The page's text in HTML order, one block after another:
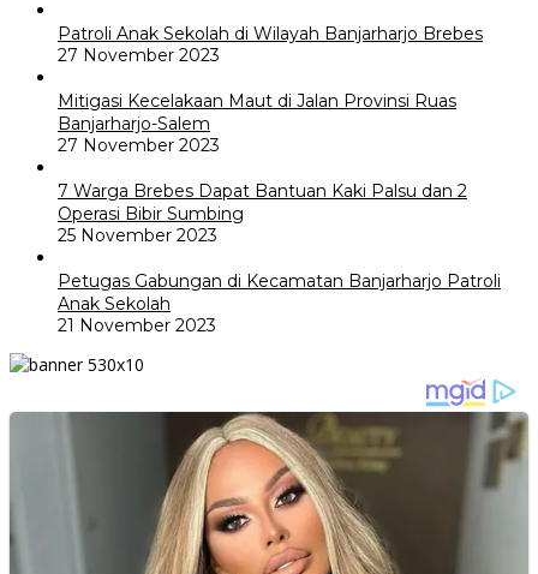
Patroli Anak Sekolah di Wilayah Banjarharjo Brebes
27 November 2023
Mitigasi Kecelakaan Maut di Jalan Provinsi Ruas
Banjarharjo-Salem
27 November 2023
7 Warga Brebes Dapat Bantuan Kaki Palsu dan 2
Operasi Bibir Sumbing
25 November 2023
Petugas Gabungan di Kecamatan Banjarharjo Patroli
Anak Sekolah
21 November 2023